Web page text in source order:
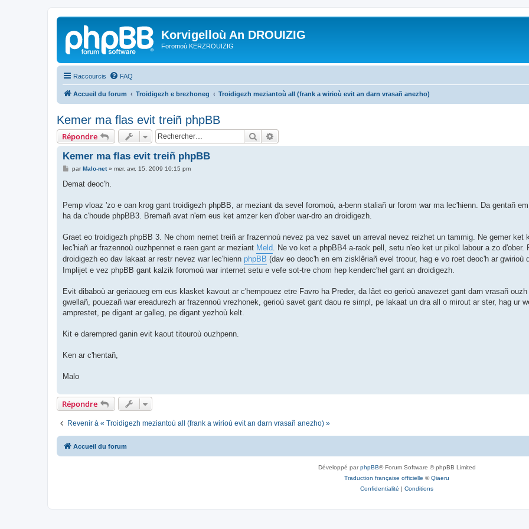
Korvigelloù An DROUIZIG
Foromoù KERZROUIZIG
Raccourcis FAQ
Accueil du forum Troidigezh e brezhoneg Troidigezh meziantoù all (frank a wirioù evit an darn vrasañ anezho)
Kemer ma flas evit treiñ phpBB
Répondre Rechercher
Kemer ma flas evit treiñ phpBB
M
s
g
parMalo-net» mer. avr. 15, 2009 10:15 pm
Demat deoc'h.
Pemp vloaz 'zo e oan krog gant troidigezh phpBB, ar meziant da sevel foromoù, a-benn staliañ ur forom war ma lec'hienn. Da gentañ
ha da c'houde phpBB3. Bremañ avat n'em eus ket amzer ken d'ober war-dro an droidigezh.
Graet eo troidigezh phpBB 3. Ne chom nemet treiñ ar frazennoù nevez pa vez savet un arreval nevez reizhet un tammig. Ne gemer ket
lec'hiañ ar frazennoù ouzhpennet e raen gant ar meziant Meld . Ne vo ket a phpBB4 a-raok pell, setu n'eo ket ur pikol labour a zo d'ober.
droidigezh eo dav lakaat ar restr nevez war lec'hienn phpBB (dav eo deoc'h en em zisklêriañ evel troour, hag e vo roet deoc'h ar gwirioù
Implijet e vez phpBB gant kalzik foromoù war internet setu e vefe sot-tre chom hep kenderc'hel gant an droidigezh.
Evit dibaboù ar geriaoueg em eus klasket kavout ar c'hempouez etre Favro ha Preder, da lâet eo gerioù anavezet gant darn vrasañ
gwellañ, pouezañ war ereadurezh ar frazennoù vrezhonek, gerioù savet gant daou re simpl, pe lakaat un dra all o mirout ar ster, hag ur
amprestet, pe digant ar galleg, pe digant yezhoù kelt.
Kit e darempred ganin evit kaout titouroù ouzhpenn.
Ken ar c'hentañ,
Malo
Répondre
Revenir à « Troidigezh meziantoù all (frank a wirioù evit an darn vrasañ anezho) »
Accueil du forum
Développé parphpBB® Forum Software © phpBB Limited
Traduction française officielle ©Qiaeru
Confidentialité | Conditions